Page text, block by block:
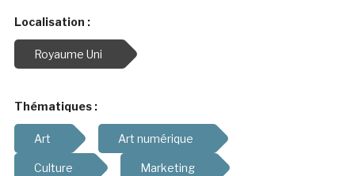
Localisation :
Royaume Uni
Thématiques :
Art Art numérique
Culture Marketing